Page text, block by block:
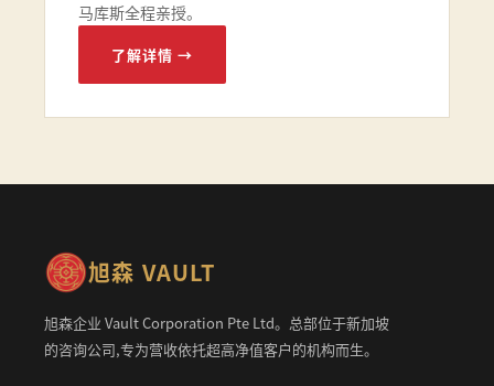
马库斯全程亲授。
了解详情 →
旭森 VAULT
旭森企业 Vault Corporation Pte Ltd。总部位于新加坡
的咨询公司,专为营收依托超高净值客户的机构而生。